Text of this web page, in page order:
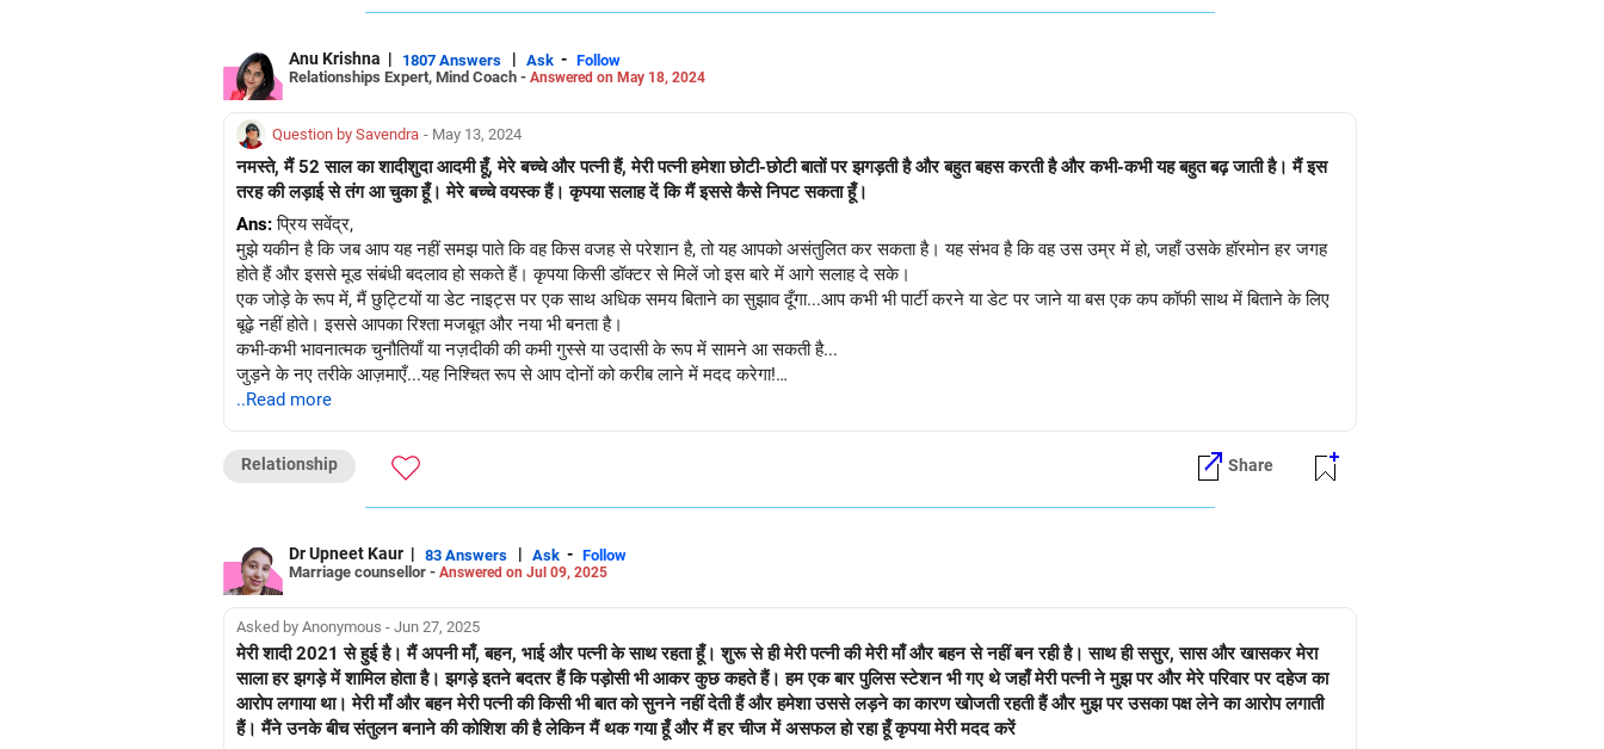
Anu Krishna | 1807 Answers | Ask - Follow
Relationships Expert, Mind Coach - Answered on May 18, 2024
Question by Savendra - May 13, 2024
नमस्ते, मैं 52 साल का शादीशुदा आदमी हूँ, मेरे बच्चे और पत्नी हैं, मेरी पत्नी हमेशा छोटी-छोटी बातों पर झगड़ती है और बहुत बहस करती है और कभी-कभी यह बहुत बढ़ जाती है। मैं इस
तरह की लड़ाई से तंग आ चुका हूँ। मेरे बच्चे वयस्क हैं। कृपया सलाह दें कि मैं इससे कैसे निपट सकता हूँ।
Ans:प्रिय सवेंद्र,
मुझे यकीन है कि जब आप यह नहीं समझ पाते कि वह किस वजह से परेशान है, तो यह आपको असंतुलित कर सकता है। यह संभव है कि वह उस उम्र में हो, जहाँ उसके हॉरमोन हर जगह
होते हैं और इससे मूड संबंधी बदलाव हो सकते हैं। कृपया किसी डॉक्टर से मिलें जो इस बारे में आगे सलाह दे सके।
एक जोड़े के रूप में, मैं छुट्टियों या डेट नाइट्स पर एक साथ अधिक समय बिताने का सुझाव दूँगा...आप कभी भी पार्टी करने या डेट पर जाने या बस एक कप कॉफी साथ में बिताने के लिए
बूढ़े नहीं होते। इससे आपका रिश्ता मजबूत और नया भी बनता है।
कभी-कभी भावनात्मक चुनौतियाँ या नज़दीकी की कमी गुस्से या उदासी के रूप में सामने आ सकती है...
जुड़ने के नए तरीके आज़माएँ...यह निश्चित रूप से आप दोनों को करीब लाने में मदद करेगा!
माइंड कोच|एनएलपी ट्रेनर|लेखक
..Read more
Relationship Share
Dr Upneet Kaur | 83 Answers | Ask - Follow
Marriage counsellor - Answered on Jul 09, 2025
Asked by Anonymous - Jun 27, 2025
मेरी शादी 2021 से हुई है। मैं अपनी माँ, बहन, भाई और पत्नी के साथ रहता हूँ। शुरू से ही मेरी पत्नी की मेरी माँ और बहन से नहीं बन रही है। साथ ही ससुर, सास और खासकर मेरा
साला हर झगड़े में शामिल होता है। झगड़े इतने बदतर हैं कि पड़ोसी भी आकर कुछ कहते हैं। हम एक बार पुलिस स्टेशन भी गए थे जहाँ मेरी पत्नी ने मुझ पर और मेरे परिवार पर दहेज का
आरोप लगाया था। मेरी माँ और बहन मेरी पत्नी की किसी भी बात को सुनने नहीं देती हैं और हमेशा उससे लड़ने का कारण खोजती रहती हैं और मुझ पर उसका पक्ष लेने का आरोप लगाती
हैं। मैंने उनके बीच संतुलन बनाने की कोशिश की है लेकिन मैं थक गया हूँ और मैं हर चीज में असफल हो रहा हूँ कृपया मेरी मदद करें